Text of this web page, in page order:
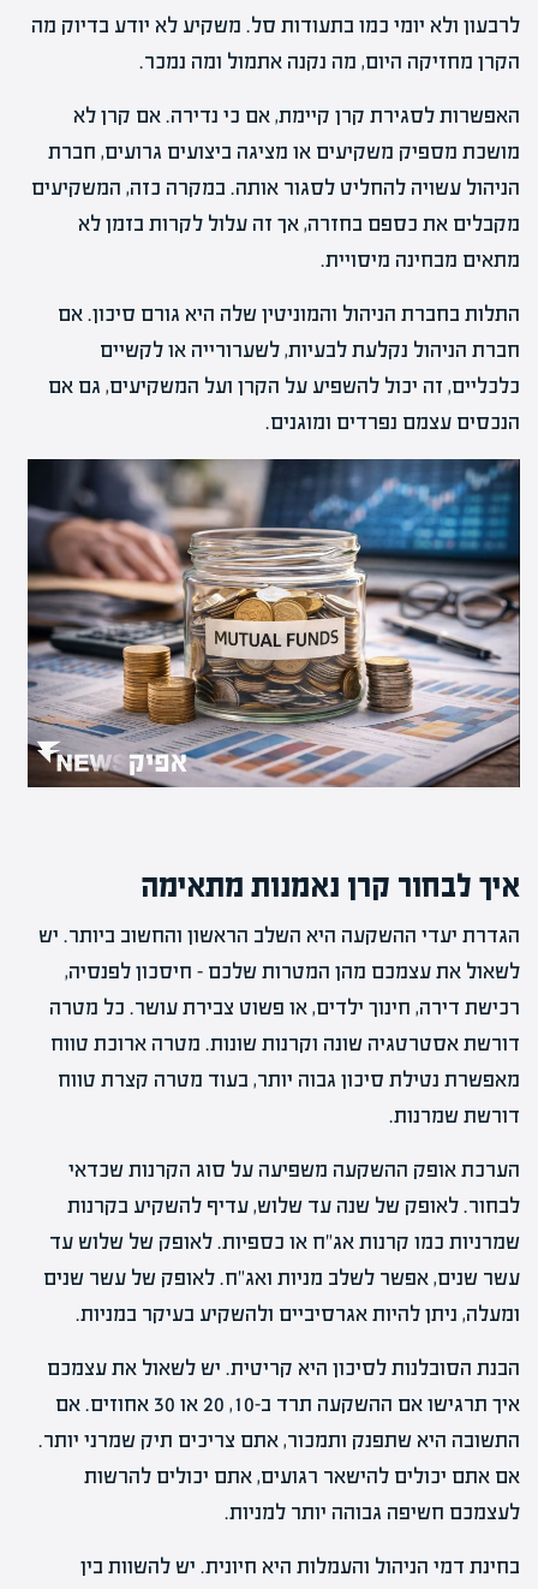
לרבעון ולא יומי כמו בתעודות סל. משקיע לא יודע בדיוק מה
הקרן מחזיקה היום, מה נקנה אתמול ומה נמכר.
האפשרות לסגירת קרן קיימת, אם כי נדירה. אם קרן לא
מושכת מספיק משקיעים או מציגה ביצועים גרועים, חברת
הניהול עשויה להחליט לסגור אותה. במקרה כזה, המשקיעים
מקבלים את כספם בחזרה, אך זה עלול לקרות בזמן לא
מתאים מבחינה מיסויית.
התלות בחברת הניהול והמוניטין שלה היא גורם סיכון. אם
חברת הניהול נקלעת לבעיות, לשערורייה או לקשיים
כלכליים, זה יכול להשפיע על הקרן ועל המשקיעים, גם אם
הנכסים עצמם נפרדים ומוגנים.
איך לבחור קרן נאמנות מתאימה
הגדרת יעדי ההשקעה היא השלב הראשון והחשוב ביותר. יש
לשאול את עצמכם מהן המטרות שלכם – חיסכון לפנסיה,
רכישת דירה, חינוך ילדים, או פשוט צבירת עושר. כל מטרה
דורשת אסטרטגיה שונה וקרנות שונות. מטרה ארוכת טווח
מאפשרת נטילת סיכון גבוה יותר, בעוד מטרה קצרת טווח
דורשת שמרנות.
הערכת אופק ההשקעה משפיעה על סוג הקרנות שכדאי
לבחור. לאופק של שנה עד שלוש, עדיף להשקיע בקרנות
שמרניות כמו קרנות אג"ח או כספיות. לאופק של שלוש עד
עשר שנים, אפשר לשלב מניות ואג"ח. לאופק של עשר שנים
ומעלה, ניתן להיות אגרסיביים ולהשקיע בעיקר במניות.
הבנת הסובלנות לסיכון היא קריטית. יש לשאול את עצמכם
איך תרגישו אם ההשקעה תרד ב-10, 20 או 30 אחוזים. אם
התשובה היא שתפנק ותמכור, אתם צריכים תיק שמרני יותר.
אם אתם יכולים להישאר רגועים, אתם יכולים להרשות
לעצמכם חשיפה גבוהה יותר למניות.
בחינת דמי הניהול והעמלות היא חיונית. יש להשוות בין